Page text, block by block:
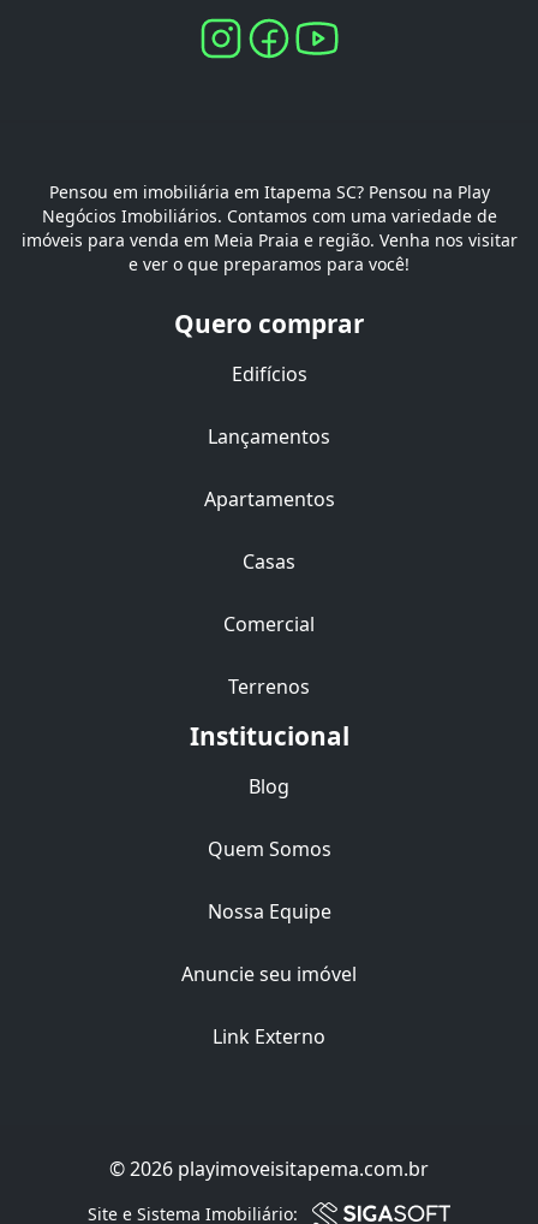
Pensou em imobiliária em Itapema SC? Pensou na Play
Negócios Imobiliários. Contamos com uma variedade de
imóveis para venda em Meia Praia e região. Venha nos visitar
e ver o que preparamos para você!
Quero comprar
Edifícios
Lançamentos
Apartamentos
Casas
Comercial
Terrenos
Institucional
Blog
Quem Somos
Nossa Equipe
Anuncie seu imóvel
Link Externo
© 2026 playimoveisitapema.com.br
Site e Sistema Imobiliário: